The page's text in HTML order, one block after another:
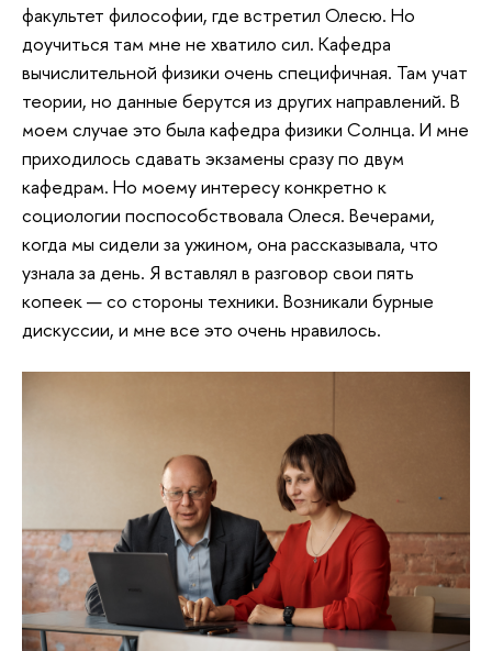
факультет философии, где встретил Олесю. Но
доучиться там мне не хватило сил. Кафедра
вычислительной физики очень специфичная. Там учат
теории, но данные берутся из других направлений. В
моем случае это была кафедра физики Солнца. И мне
приходилось сдавать экзамены сразу по двум
кафедрам. Но моему интересу конкретно к
социологии поспособствовала Олеся. Вечерами,
когда мы сидели за ужином, она рассказывала, что
узнала за день. Я вставлял в разговор свои пять
копеек — со стороны техники. Возникали бурные
дискуссии, и мне все это очень нравилось.